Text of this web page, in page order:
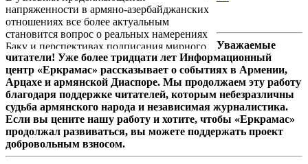
почти 2 года направлены на то, чтобы
Грузия добровольно стала бы театром
«второго фронта» против России. Но!!! –
извините за напоминание, однако в весь
период «царствования» Михаила
Саакашвили, ...
напряженности в армяно-азербайджанских
отношениях все более актуальным
становится вопрос о реальных намерениях
Баку и перспективах подписания мирного
договора между двумя странами. О том,
почему Азербайджан выдвигает новые
требования к Армении, в том числе об
изменении Конституции, насколько реальна
угроза новой эскалации и какие факторы
могут повлиять на развитие ситуации, в
интервью информационно-аналитическому
центру VERELQ рассказал армянский
политолог Давид Арутюнов. ...
Уважаемые
читатели! Уже более тридцати лет Информационный
центр «Еркрамас» рассказывает о событиях в Армении,
Арцахе и армянской Диаспоре. Мы продолжаем эту работу
благодаря поддержке читателей, которым небезразличны
судьба армянского народа и независимая журналистика.
Если вы цените нашу работу и хотите, чтобы «Еркрамас»
продолжал развиваться, вы можете поддержать проект
добровольным взносом.